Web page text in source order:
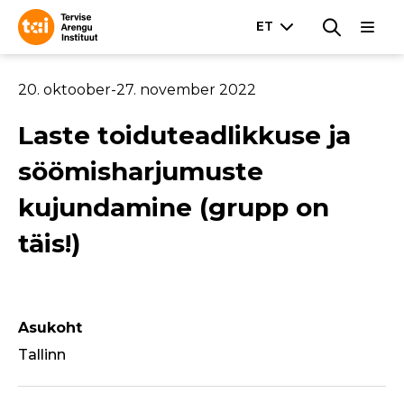
20. oktoober-27. november 2022
Laste toiduteadlikkuse ja
söömisharjumuste
kujundamine (grupp on
täis!)
Asukoht
Tallinn